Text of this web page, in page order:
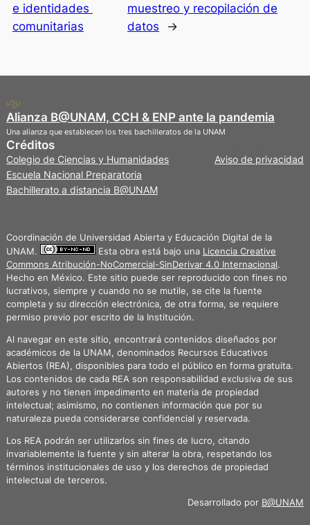
e identidades
comunitarias
muestreo y recopilación de
datos
→
Alianza B@UNAM, CCH & ENP ante la pandemia
Una alianza que establecen los tres bachilleratos de la UNAM
Créditos
Colegio de Ciencias y Humanidades
Escuela Nacional Preparatoria
Bachillerato a distancia B@UNAM
Aviso de privacidad
Coordinación de Universidad Abierta y Educación Digital de la
UNAM.
Esta obra está bajo una Licencia Creative
Commons Atribución-NoComercial-SinDerivar 4.0 Internacional.
Hecho en México. Este sitio puede ser reproducido con fines no
lucrativos, siempre y cuando no se mutile, se cite la fuente
completa y su dirección electrónica, de otra forma, se requiere
permiso previo por escrito de la Institución.
Al navegar en este sitio, encontrará contenidos diseñados por
académicos de la UNAM, denominados Recursos Educativos
Abiertos (REA), disponibles para todo el público en forma gratuita.
Los contenidos de cada REA son responsabilidad exclusiva de sus
autores y no tienen impedimento en materia de propiedad
intelectual; asimismo, no contienen información que por su
naturaleza pueda considerarse confidencial y reservada.
Los REA podrán ser utilizarlos sin fines de lucro, citando
invariablemente la fuente y sin alterar la obra, respetando los
términos institucionales de uso y los derechos de propiedad
intelectual de terceros.
Desarrollado por B@UNAM